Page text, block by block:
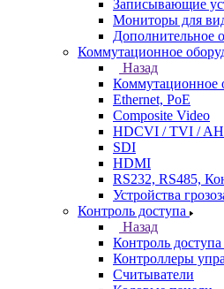
Записывающие
Мониторы для
Дополнительное
Коммутационное
Назад
Коммутационное
Ethernet, PoE
Composite Video
HDCVI / TVI /
SDI
HDMI
RS232, RS485,
Устройства
Контроль доступа
Назад
Контроль доступа
Контроллеры
Считыватели